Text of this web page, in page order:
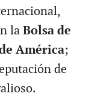
la Bolsa de
América;
de